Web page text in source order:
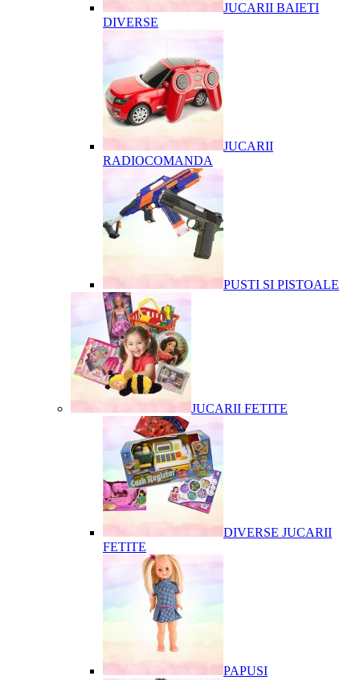
JUCARII BAIETI
DIVERSE
JUCARII
RADIOCOMANDA
PUSTI SI PISTOALE
JUCARII FETITE
DIVERSE JUCARII
FETITE
PAPUSI